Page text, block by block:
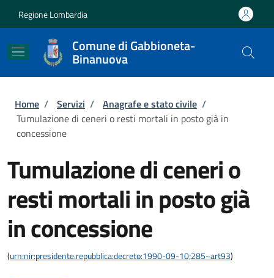
Regione Lombardia
Comune di Gabbioneta-
Binanuova
Briciole di pane
Home / Servizi / Anagrafe e stato civile /
Tumulazione di ceneri o resti mortali in posto già in
concessione
Tumulazione di ceneri o
resti mortali in posto già
in concessione
(urn:nir:presidente.repubblica:decreto:1990-09-10;285~art93)